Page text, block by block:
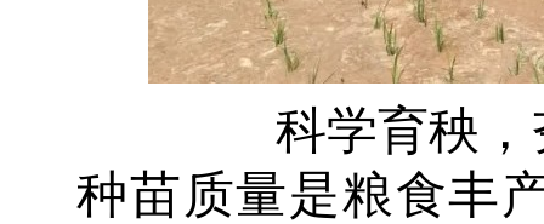
科学育秧
种苗质量是粮食丰